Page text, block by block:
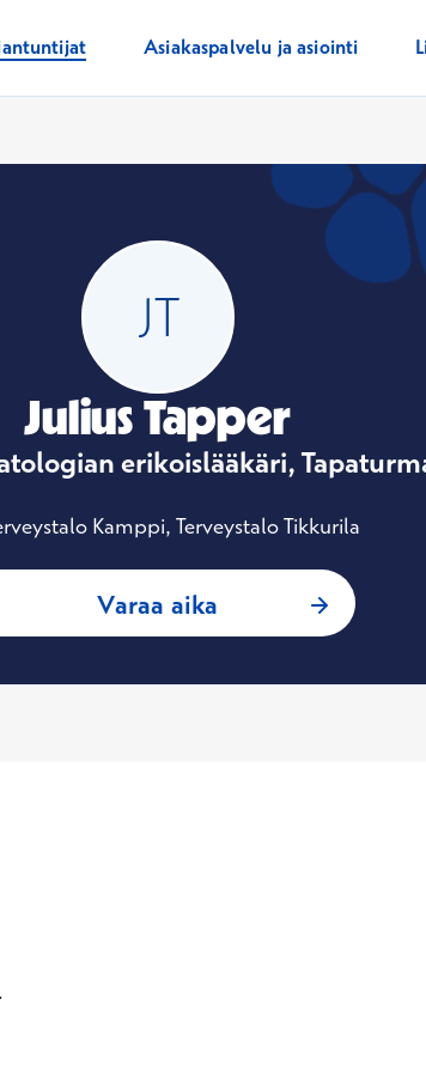
Asiakaspalvelu ja asiointi
Julius Tapper
erikoislääkäri,
Kamppi, Terveystalo Tikkurila
Varaa aika : Julius Tapper,